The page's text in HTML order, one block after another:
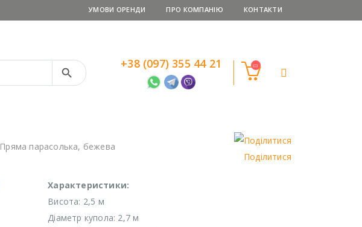
УМОВИ ОРЕНДИ ПРО КОМПАНІЮ КОНТАКТИ
Search Button +38 (097) 355 44 21
Пряма парасолька, бежева
Поділитися
Характеристики:
Висота: 2,5 м
Діаметр купола: 2,7 м